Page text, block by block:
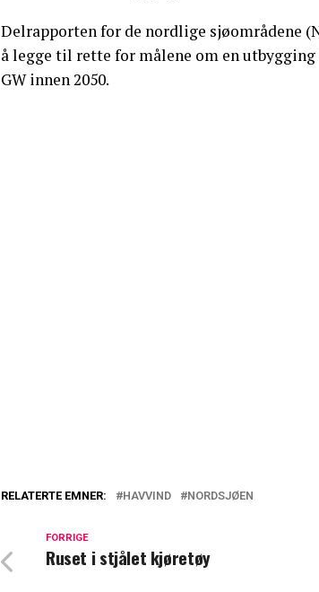
Delrapporten for de nordlige sjøområdene
å legge til rette for målene om en utbygging
GW innen 2050.
RELATERTE EMNER: HAVVIND NORDSJØEN
FORRIGE
Ruset i stjålet kjøretøy